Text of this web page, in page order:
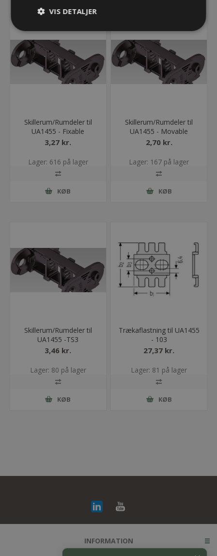
Skillerum/Rumdeler til
UA1455 - Fixable
3,27 kr.
Lager: 616 på lager
KØB
Skillerum/Rumdeler til
UA1455 - Movable
2,70 kr.
Lager: 167 på lager
KØB
Skillerum/Rumdeler til
UA1455 -TS3
3,46 kr.
Lager: 80 på lager
KØB
Trækaflastning til UA1455
- 103
27,37 kr.
Lager: 81 på lager
KØB
INFORMATION
VIS DETALJER